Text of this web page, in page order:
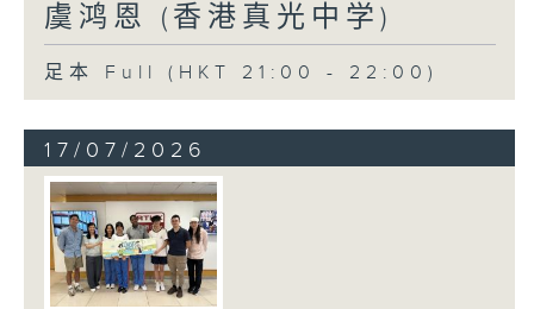
虞鸿恩 (香港真光中学)
足本 Full (HKT 21:00 - 22:00)
17/07/2026